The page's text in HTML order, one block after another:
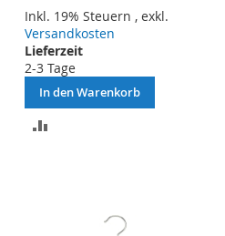
Inkl. 19% Steuern ,exkl.
Versandkosten
Lieferzeit
2-3 Tage
In den Warenkorb